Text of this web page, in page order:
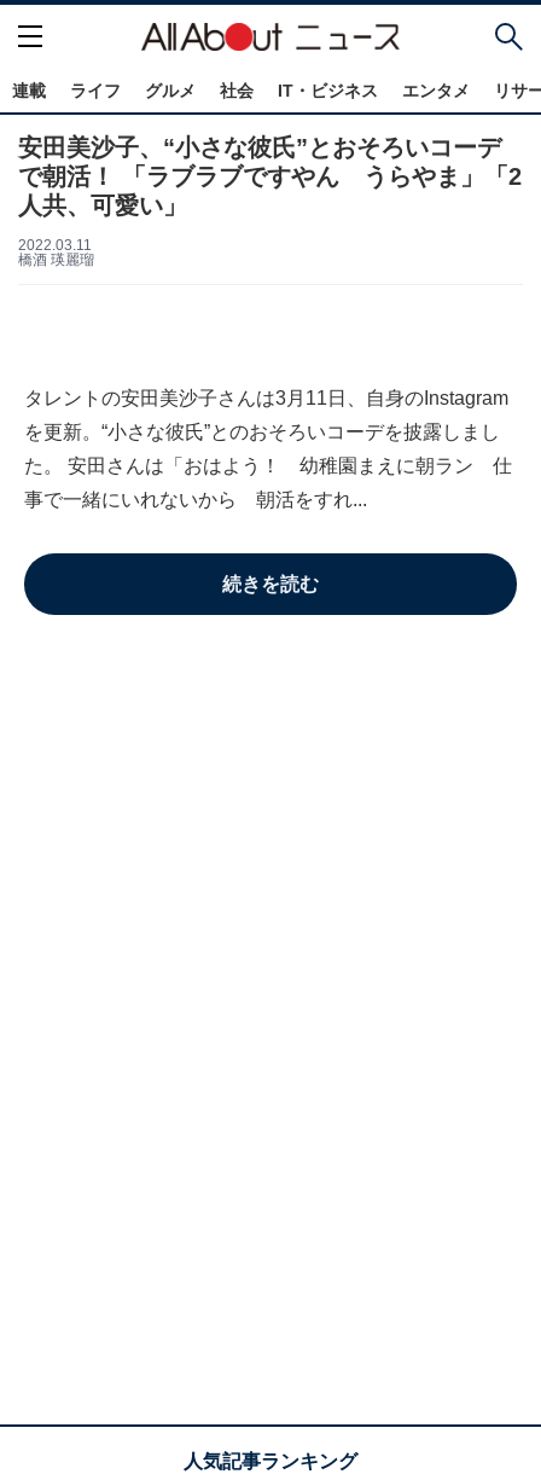
連載 ライフ グルメ 社会 IT・ビジネス エンタメ リサ
安田美沙子、“小さな彼氏”とおそろいコーデ
で朝活！ 「ラブラブですやん うらやま」「2
人共、可愛い」
2022.03.11
橋酒 瑛麗瑠
タレントの安田美沙子さんは3月11日、自身のInstagram
を更新。“小さな彼氏”とのおそろいコーデを披露しまし
た。 安田さんは「おはよう！ 幼稚園まえに朝ラン 仕
事で一緒にいれないから 朝活をすれ...
続きを読む